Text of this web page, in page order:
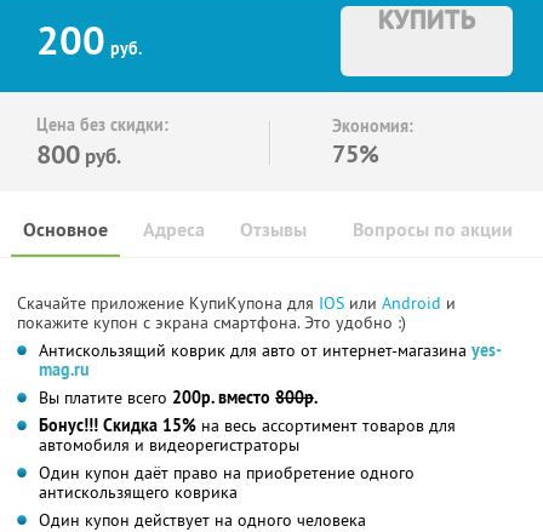
200 руб.
КУПИТЬ
Цена без скидки:
800 руб.
Экономия:
75%
Основное Отзывы Вопросы по акции
Адреса
Скачайте приложение КупиКупона для IOS или Android и
покажите купон с экрана смартфона. Это удобно :)
Антискользящий коврик для авто от интернет-магазина yes-
mag.ru
Вы платите всего 200р. вместо 800р.
Бонус!!! Скидка 15% на весь ассортимент товаров для
автомобиля и видеорегистраторы
Один купон даёт право на приобретение одного
антискользящего коврика
Один купон действует на одного человека